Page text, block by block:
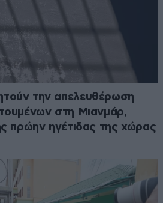
την απελευθέρωση
στη Μιανμάρ,
πρώην ηγέτιδας της χώρας